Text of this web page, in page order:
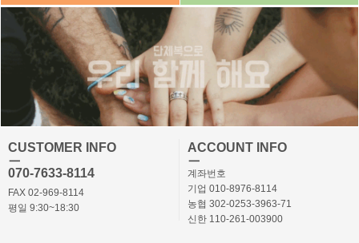
CUSTOMER INFO
ㅡ
070-7633-8114
FAX 02-969-8114
평일 9:30~18:30
ACCOUNT INFO
ㅡ
계좌번호
기업 010-8976-8114
농협 302-0253-3963-71
신한 110-261-003900